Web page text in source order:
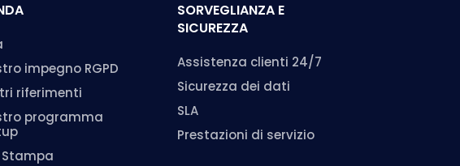
impegno RGPD
riferimenti
programma
Stampa
SORVEGLIANZA E
SICUREZZA
Assistenza clienti 24/7
Sicurezza dei dati
SLA
Prestazioni di servizio